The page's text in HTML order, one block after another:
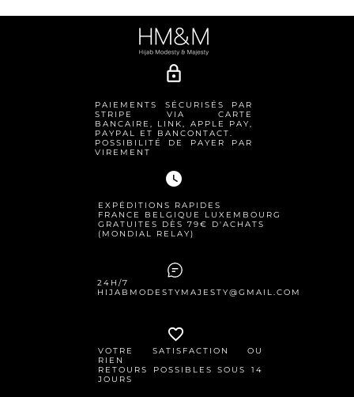
24H/7
HIJABMODESTYMAJESTY@GMAIL.COM
watch_later
EXPÉDITIONS RAPIDES
FRANCE BELGIQUE LUXEMBOURG
GRATUITES DÈS 79€ D'ACHATS
(MONDIAL RELAY)
favorite_border
lock_outline
VOTRE SATISFACTION OU
RIEN
RETOURS POSSIBLES SOUS 14
JOURS
PAIEMENTS SÉCURISÉS PAR
STRIPE VIA CARTE
BANCAIRE, LINK, APPLE PAY,
PAYPAL ET BANCONTACT.
POSSIBILITÉ DE PAYER PAR
VIREMENT